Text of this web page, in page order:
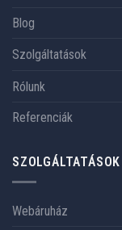
Blog
Szolgáltatások
Rólunk
Referenciák
SZOLGÁLTATÁSOK
Webáruház